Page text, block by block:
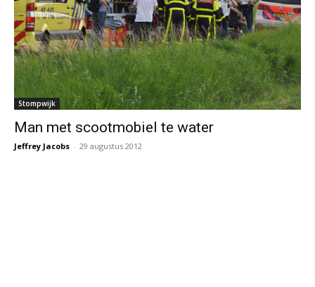
Stompwijk
Man met scootmobiel te water
Jeffrey Jacobs - 29 augustus 2012